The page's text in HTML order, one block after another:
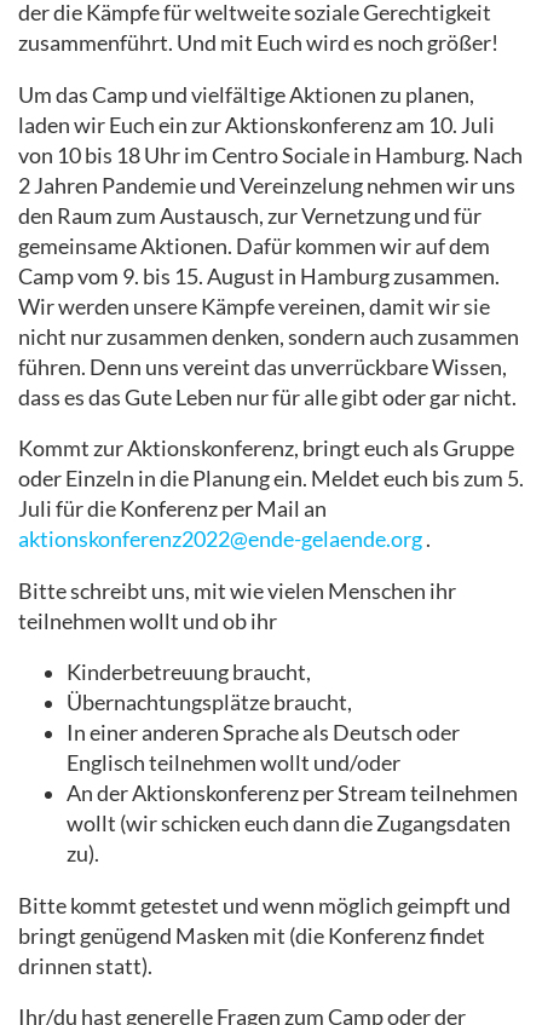
der die Kämpfe für weltweite soziale Gerechtigkeit
zusammenführt. Und mit Euch wird es noch größer!
Um das Camp und vielfältige Aktionen zu planen,
laden wir Euch ein zur Aktionskonferenz am 10. Juli
von 10 bis 18 Uhr im Centro Sociale in Hamburg. Nach
2 Jahren Pandemie und Vereinzelung nehmen wir uns
den Raum zum Austausch, zur Vernetzung und für
gemeinsame Aktionen. Dafür kommen wir auf dem
Camp vom 9. bis 15. August in Hamburg zusammen.
Wir werden unsere Kämpfe vereinen, damit wir sie
nicht nur zusammen denken, sondern auch zusammen
führen. Denn uns vereint das unverrückbare Wissen,
dass es das Gute Leben nur für alle gibt oder gar nicht.
Kommt zur Aktionskonferenz, bringt euch als Gruppe
oder Einzeln in die Planung ein. Meldet euch bis zum 5.
Juli für die Konferenz per Mail an
aktionskonferenz2022@ende-gelaende.org.
Bitte schreibt uns, mit wie vielen Menschen ihr
teilnehmen wollt und ob ihr
Kinderbetreuung braucht,
Übernachtungsplätze braucht,
In einer anderen Sprache als Deutsch oder
Englisch teilnehmen wollt und/oder
An der Aktionskonferenz per Stream teilnehmen
wollt (wir schicken euch dann die Zugangsdaten
zu).
Bitte kommt getestet und wenn möglich geimpft und
bringt genügend Masken mit (die Konferenz findet
drinnen statt).
Ihr/du hast generelle Fragen zum Camp oder der